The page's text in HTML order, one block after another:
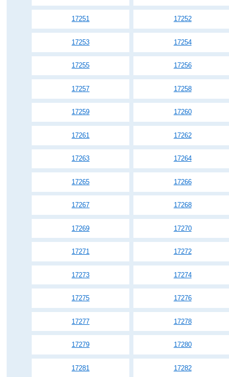
17251 17252
17253 17254
17255 17256
17257 17258
17259 17260
17261 17262
17263 17264
17265 17266
17267 17268
17269 17270
17271 17272
17273 17274
17275 17276
17277 17278
17279 17280
17281 17282